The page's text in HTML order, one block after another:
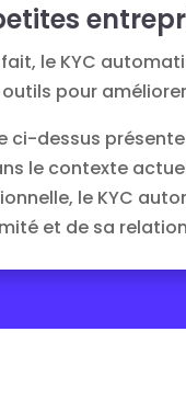
le KYC
pour
ci-dessus
le contexte
le KYC
et de sa